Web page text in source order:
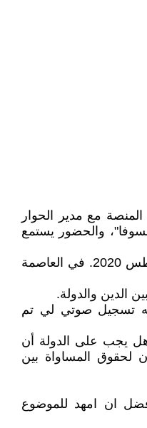
مع مدير الحوار
والحضور يستمع
الافتتاح تم يوم الأربعاء 13 أغسطس 2020. في العاصمة
الدين والدولة.
تسجيل صوتي لي تم
يجب على الدولة أن
لحقوق المساواة بين
ان امهد للموضوع